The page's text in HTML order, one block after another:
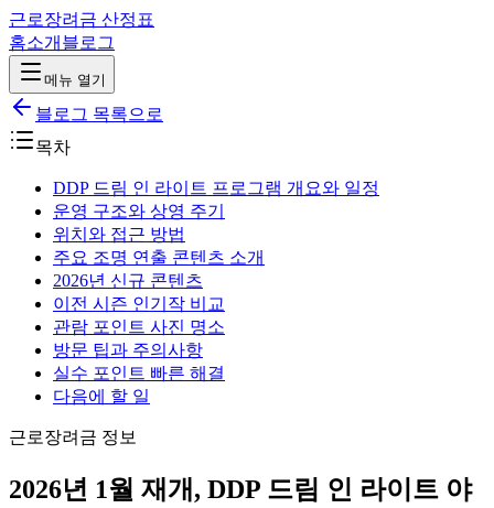
근로장려금 산정표
홈소개 블로그
메뉴 열기
블로그 목록으로
목차
DDP 드림 인 라이트 프로그램 개요와 일정
운영 구조와 상영 주기
위치와 접근 방법
주요 조명 연출 콘텐츠 소개
2026년 신규 콘텐츠
이전 시즌 인기작 비교
관람 포인트 사진 명소
방문 팁과 주의사항
실수 포인트 빠른 해결
다음에 할 일
근로장려금 정보
2026년 1월 재개, DDP 드림 인 라이트 야